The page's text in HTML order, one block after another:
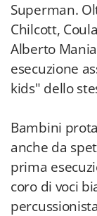
Superman.
Chilcott,
Alberto
esecuzione
kids" dello
Bambini
anche da
prima
coro di voci